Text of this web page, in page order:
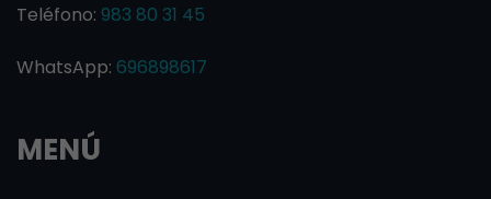
Teléfono: 983 80 31 45
WhatsApp: 696898617
MENÚ